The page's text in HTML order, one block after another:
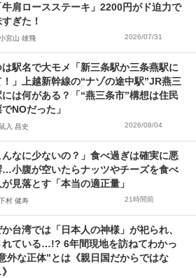
牛肩ロースステーキ」2200円がド迫力で
ぎた！
宮山 雄飛 2026/07/31
は駅名で大モメ「新三条駅か三条燕駅に
！」上越新幹線の“ナゾの途中駅”JR燕三
は何がある？「“燕三条市”構想は住民
NOだった」
鼠入 昌史 2026/08/04
んなに少ないの？」食べ過ぎは確実に悪
…小腹が空いたらナッツやチーズを食べ
が見落とす「本当の適正量」
村 健寿 21時間前
台湾では「日本人の神様」が祀られ、
れている…!? 6年間現地を訪ねてわかっ
外な正体”とは《親日国だからではな